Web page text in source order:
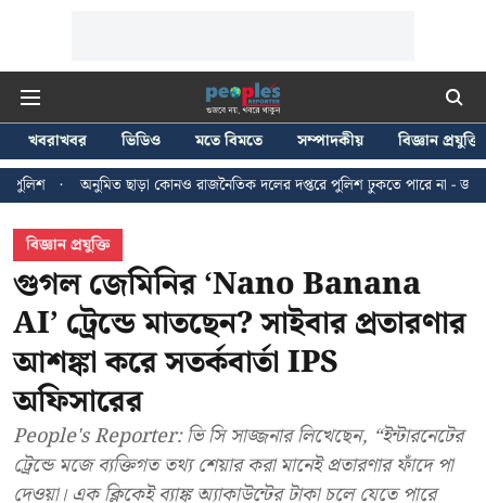
খবরাখবর ভিডিও মতে বিমতে সম্পাদকীয়
বিজ্ঞান প্রযুক্তি
অনুমিত ছাড়া কোনও রাজনৈতিক দলের দপ্তরে পুলিশ ঢুকতে পারে না - জন ব্রিটাস
বিজ্ঞান প্রযুক্তি
গুগল জেমিনির ‘Nano Banana
AI’ ট্রেন্ডে মাতছেন? সাইবার প্রতারণার
আশঙ্কা করে সতর্কবার্তা IPS
অফিসারের
People's Reporter: ভি সি সাজ্জনার লিখেছেন, “ইন্টারনেটের
ট্রেন্ডে মজে ব্যক্তিগত তথ্য শেয়ার করা মানেই প্রতারণার ফাঁদে পা
দেওয়া। এক ক্লিকেই ব্যাঙ্ক অ্যাকাউন্টের টাকা চলে যেতে পারে